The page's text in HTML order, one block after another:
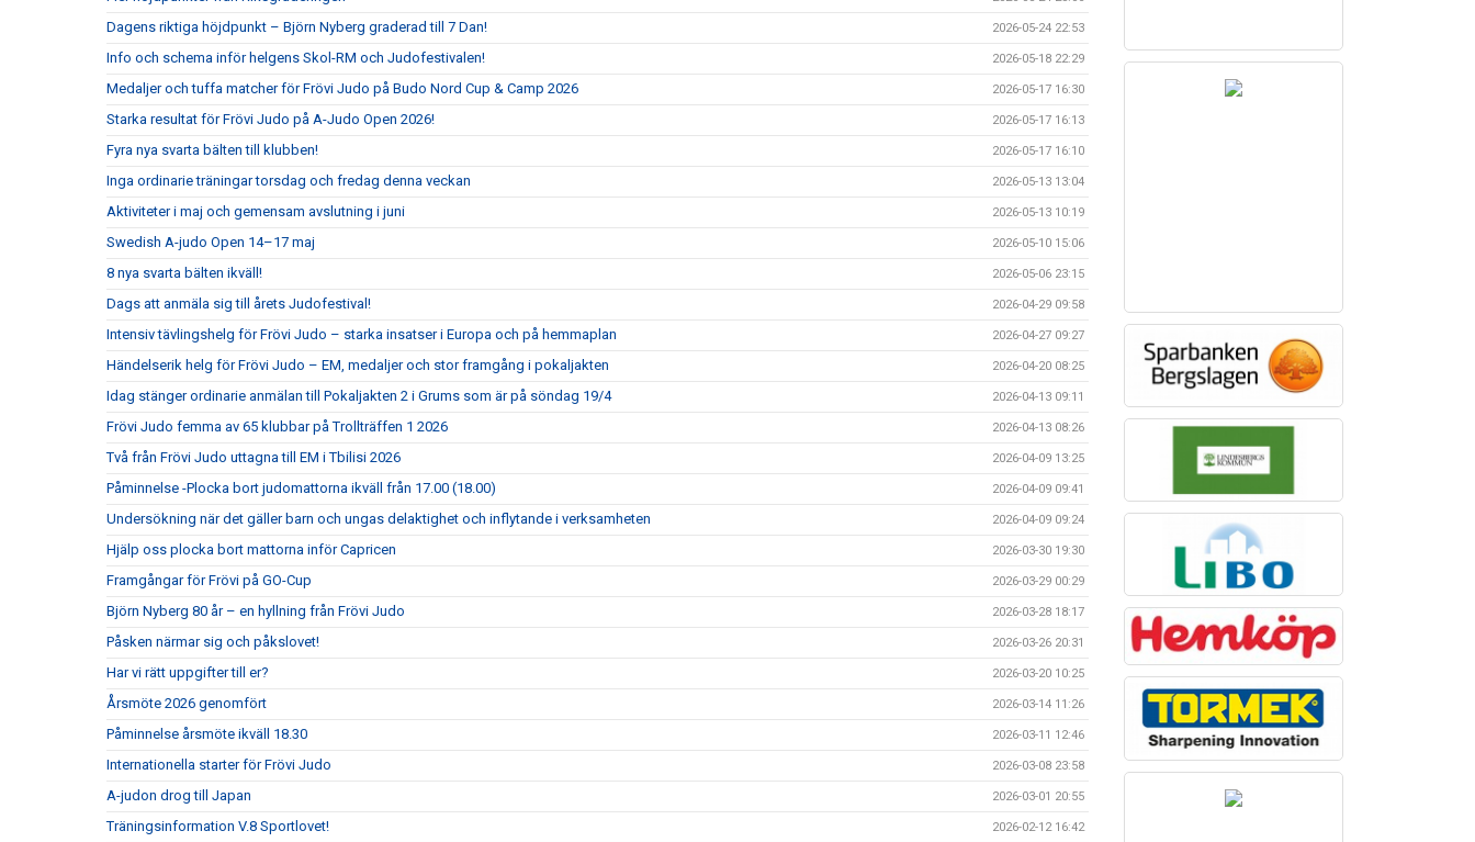
Dagens riktiga höjdpunkt – Björn Nyberg graderad till 7 Dan! 2026-05-24 22:53
Info och schema inför helgens Skol-RM och Judofestivalen! 2026-05-18 22:29
Medaljer och tuffa matcher för Frövi Judo på Budo Nord Cup & Camp 2026 2026-05-17 16:30
Starka resultat för Frövi Judo på A-Judo Open 2026! 2026-05-17 16:13
Fyra nya svarta bälten till klubben! 2026-05-17 16:10
Inga ordinarie träningar torsdag och fredag denna veckan 2026-05-13 13:04
Aktiviteter i maj och gemensam avslutning i juni 2026-05-13 10:19
Swedish A-judo Open 14–17 maj 2026-05-10 15:06
8 nya svarta bälten ikväll! 2026-05-06 23:15
Dags att anmäla sig till årets Judofestival! 2026-04-29 09:58
Intensiv tävlingshelg för Frövi Judo – starka insatser i Europa och på hemmaplan 2026-04-27 09:27
Händelserik helg för Frövi Judo – EM, medaljer och stor framgång i pokaljakten 2026-04-20 08:25
Idag stänger ordinarie anmälan till Pokaljakten 2 i Grums som är på söndag 19/4 2026-04-13 09:11
Frövi Judo femma av 65 klubbar på Trollträffen 1 2026 2026-04-13 08:26
Två från Frövi Judo uttagna till EM i Tbilisi 2026 2026-04-09 13:25
Påminnelse -Plocka bort judomattorna ikväll från 17.00 (18.00) 2026-04-09 09:41
Undersökning när det gäller barn och ungas delaktighet och inflytande i verksamheten 2026-04-09 09:24
Hjälp oss plocka bort mattorna inför Capricen 2026-03-30 19:30
Framgångar för Frövi på GO-Cup 2026-03-29 00:29
Björn Nyberg 80 år – en hyllning från Frövi Judo 2026-03-28 18:17
Påsken närmar sig och påkslovet! 2026-03-26 20:31
Har vi rätt uppgifter till er? 2026-03-20 10:25
Årsmöte 2026 genomfört 2026-03-14 11:26
Påminnelse årsmöte ikväll 18.30 2026-03-11 12:46
Internationella starter för Frövi Judo 2026-03-08 23:58
A-judon drog till Japan 2026-03-01 20:55
Träningsinformation V.8 Sportlovet! 2026-02-12 16:42